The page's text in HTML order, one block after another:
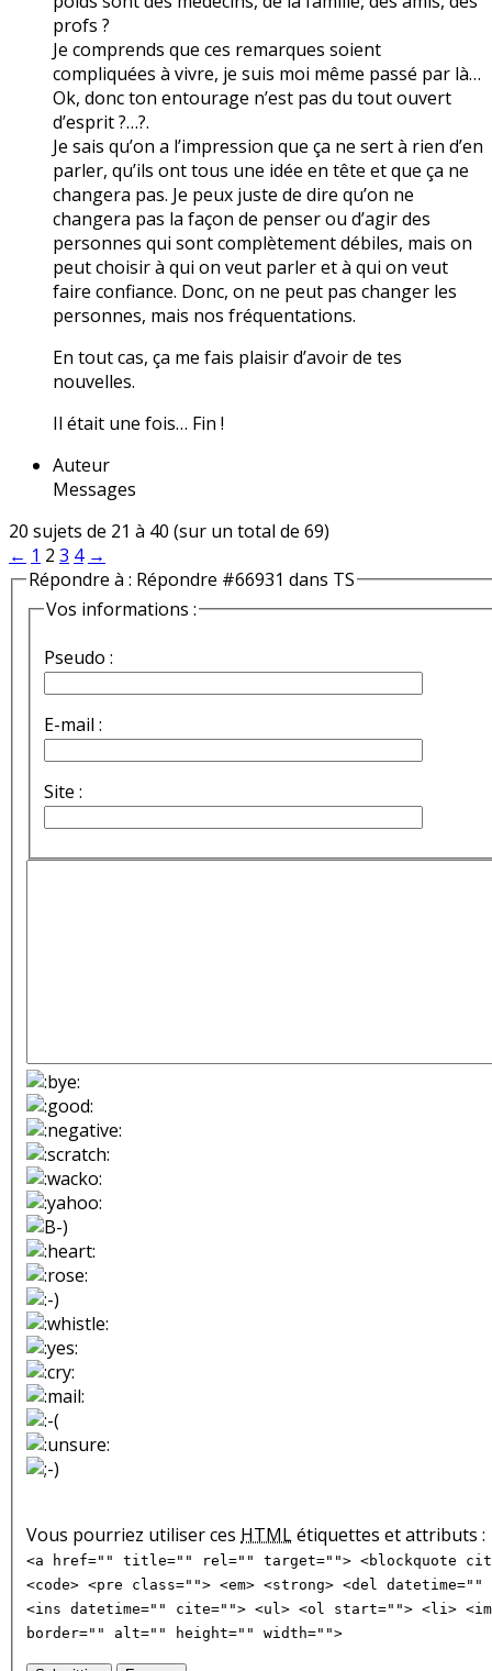
profs ?
Je comprends que ces remarques soient
compliquées à vivre, je suis moi même passé par là…
Ok, donc ton entourage n’est pas du tout ouvert
d’esprit ?…?.
Je sais qu’on a l’impression que ça ne sert à rien d’en
parler, qu’ils ont tous une idée en tête et que ça ne
changera pas. Je peux juste de dire qu’on ne
changera pas la façon de penser ou d’agir des
personnes qui sont complètement débiles, mais on
peut choisir à qui on veut parler et à qui on veut
faire confiance. Donc, on ne peut pas changer les
personnes, mais nos fréquentations.
En tout cas, ça me fais plaisir d’avoir de tes
nouvelles.
Il était une fois… Fin !
Auteur
Messages
20 sujets de 21 à 40 (sur un total de 69)
← 1 2 3 4 →
Répondre à : Répondre #66931 dans TS
Vos informations :
Pseudo :
E-mail :
Site :
Vous pourriez utiliser ces HTMLétiquettes et attributs :
<a href="" title="" rel="" target=""> <blockquote
<code> <pre class=""> <em> <strong> <del
<ins datetime="" cite=""> <ul> <ol start=""> <li>
border="" alt="" height="" width="">